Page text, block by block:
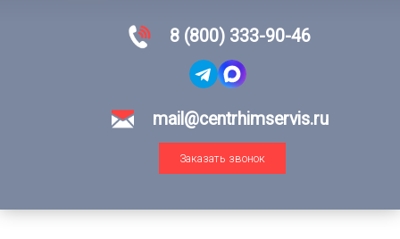
8 (800) 333-90-46
mail@centrhimservis.ru
Заказать звонок